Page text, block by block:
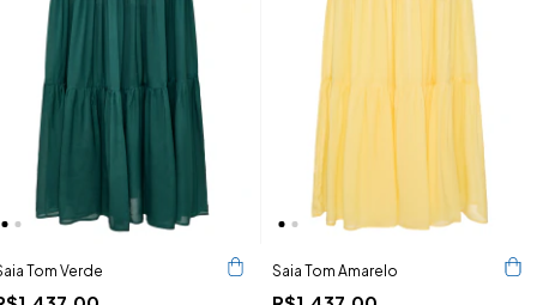
Tom Verde Saia Tom Amarelo